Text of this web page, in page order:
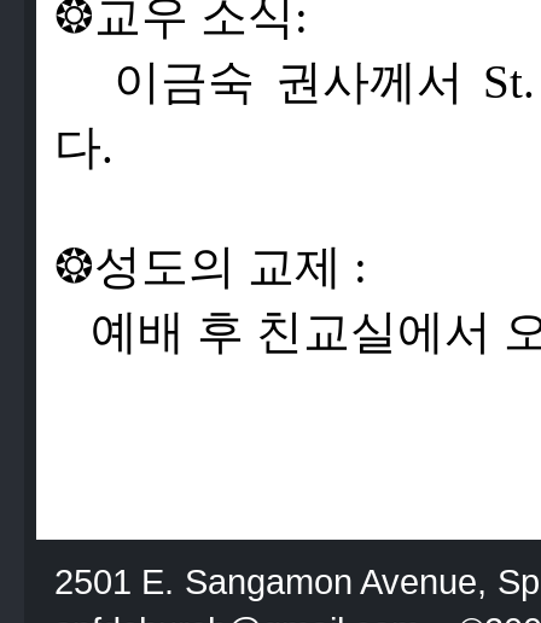
❂교우 소식 :
이금숙 권사께서
다.
❂성도의 교제 :
예배 후 친 교실에서
2501 E. Sangamon Avenue,